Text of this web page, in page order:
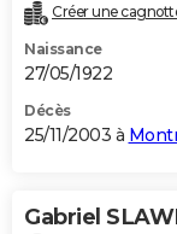
Créer une
Naissance
27/05/1922
Décès
25/11/2003 à
Gabriel